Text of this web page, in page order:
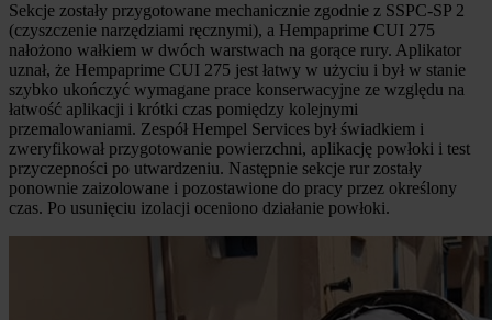
Sekcje zostały przygotowane mechanicznie zgodnie z SSPC-SP 2
(czyszczenie narzędziami ręcznymi), a Hempaprime CUI 275
nałożono wałkiem w dwóch warstwach na gorące rury. Aplikator
uznał, że Hempaprime CUI 275 jest łatwy w użyciu i był w stanie
szybko ukończyć wymagane prace konserwacyjne ze względu na
łatwość aplikacji i krótki czas pomiędzy kolejnymi
przemalowaniami. Zespół Hempel Services był świadkiem i
zweryfikował przygotowanie powierzchni, aplikację powłoki i test
przyczepności po utwardzeniu. Następnie sekcje rur zostały
ponownie zaizolowane i pozostawione do pracy przez określony
czas. Po usunięciu izolacji oceniono działanie powłoki.